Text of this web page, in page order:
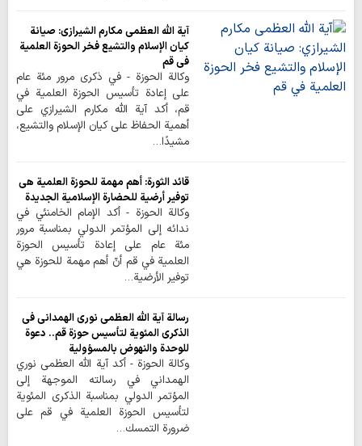
آية الله العظمى مكارم الشيرازي: صيانة
كيان الإسلام والتشيع فخر الحوزة العلمية
في قم
وكالة الحوزة - في ذكرى مرور مئة عام
على إعادة تأسيس الحوزة العلمية في
قم، أكد آية الله مكارم الشيرازي على
أهمية الحفاظ على كيان الإسلام والتشيع،
مشيدًا…
قائد الثورة: أهم مهمة للحوزة العلمية هي
توفير أرضية للحضارة الإسلامية الجديدة
وكالة الحوزة - أكد الإمام الخامنئي في
ندائه إلى المؤتمر الدولي بمناسبة مرور
مئة عام على إعادة تأسيس الحوزة
العلمية في قم أنّ أهم مهمة للحوزة هي
توفير الأرضية…
رسالة آية الله العظمى نوري الهمداني في
الذكرى المئوية لتأسيس حوزة قم.. دعوة
للوحدة والنهوض بالمسؤولية
وكالة الحوزة - أكد آية الله العظمى نوري
الهمداني في رسالته الموجهة إلى
المؤتمر الدولي بمناسبة الذكرى المئوية
لتأسيس الحوزة العلمية في قم على
ضرورة التمسك…